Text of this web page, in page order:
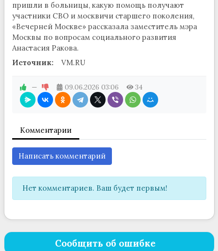
пришли в больницы, какую помощь получают
участники СВО и москвичи старшего поколения,
«Вечерней Москве» рассказала заместитель мэра
Москвы по вопросам социального развития
Анастасия Ракова.
Источник:
VM.RU
— 09.06.2026 03:06 34
Комментарии
Написать комментарий
Нет комментариев. Ваш будет первым!
Сообщить об ошибке